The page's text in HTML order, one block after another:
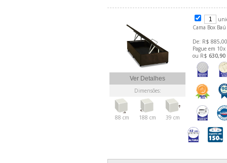
Ver Detalhes
Dimensões:
88 cm 188 cm 39 cm
Cama Box
De: R$
Pague em
ou R$ 630,90